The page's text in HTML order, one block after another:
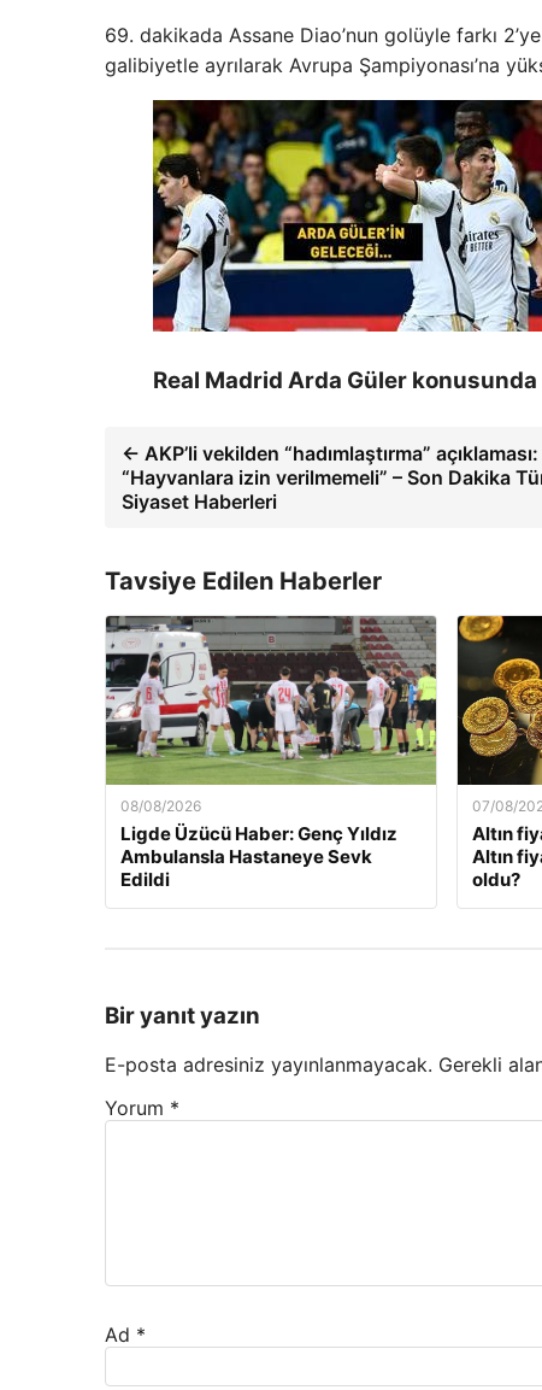
69. dakikada Assane Diao’nun golüyle farkı
galibiyetle ayrılarak Avrupa Şampiyonası’na
Real Madrid Arda Güler konusunda
← AKP’li vekilden “hadımlaştırma” açıklaması:
“Hayvanlara izin verilmemeli” – Son Dakika
Siyaset Haberleri
Tavsiye Edilen Haberler
08/08/2026
Ligde Üzücü Haber: Genç Yıldız
Ambulansla Hastaneye Sevk
Edildi
07/08/
Altın
Altın
oldu?
Bir yanıt yazın
E-posta adresiniz yayınlanmayacak. Gerekli
Yorum *
Ad *